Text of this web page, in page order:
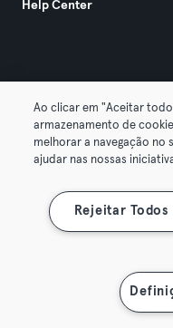
Help Center
© 2026 Urban Sports
Terms & Conditions
Terminate contracts
Ao clicar em "Aceitar
armazenamento de
melhorar a navegação no
ajudar nas nossas
Rejeitar Todos